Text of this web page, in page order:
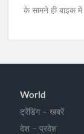
के सामने ही बाइक
World
ट्रेंडिंग – खबरें
देश – प्रदेश